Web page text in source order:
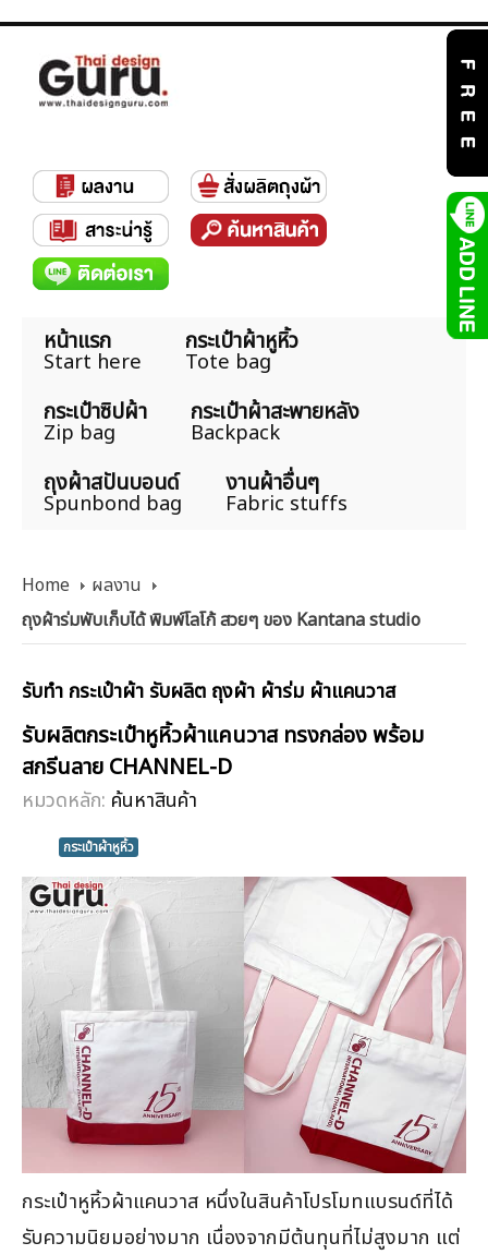
หน้าแรก
Start here
กระเป๋าผ้าหูหิ้ว
Tote bag
กระเป๋าซิปผ้า
Zip bag
กระเป๋าผ้าสะพายหลัง
Backpack
ถุงผ้าสปันบอนด์
Spunbond bag
งานผ้าอื่นๆ
Fabric stuffs
Home
ผลงาน
ถุงผ้าร่มพับเก็บได้ พิมพ์โลโก้ สวยๆ ของ Kantana studio
รับทำ กระเป๋าผ้า รับผลิต ถุงผ้า ผ้าร่ม ผ้าแคนวาส
รับผลิตกระเป๋าหูหิ้วผ้าแคนวาส ทรงกล่อง พร้อม
สกรีนลาย CHANNEL-D
หมวดหลัก: ค้นหาสินค้า
กระเป๋าผ้าหูหิ้ว
กระเป๋าหูหิ้วผ้าแคนวาส หนึ่งในสินค้าโปรโมทแบรนด์ที่ได้
รับความนิยมอย่างมาก เนื่องจากมีต้นทุนที่ไม่สูงมาก แต่